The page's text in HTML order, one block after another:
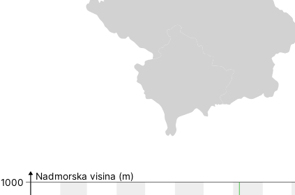
MGRS 10k poljeBroj nalaza
34TCQ79
Nadmorska visina (m)
1000